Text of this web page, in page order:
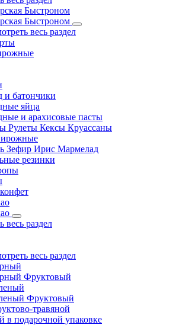
Быстроном
Быстроном
весь раздел
и батончики
яйца
и арахисовые пасты
Рулеты Кексы Круассаны
Зефир Ирис Мармелад
резинки
весь раздел
весь раздел
Фруктовый
Фруктовый
травяной
в подарочной упаковке